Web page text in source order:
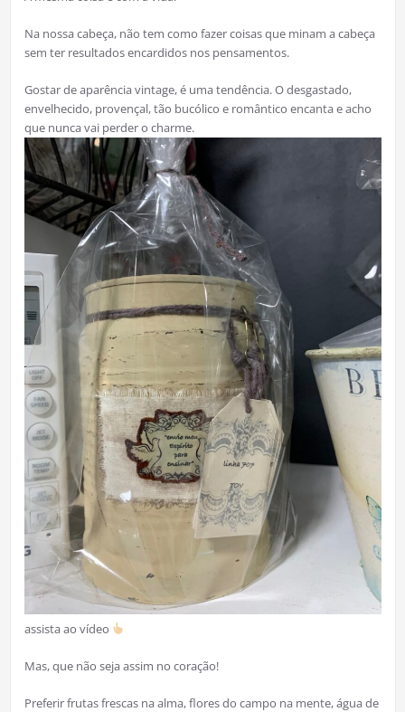
Na nossa cabeça, não tem como fazer coisas que minam a cabeça
sem ter resultados encardidos nos pensamentos.
Gostar de aparência vintage, é uma tendência. O desgastado,
envelhecido, provençal, tão bucólico e romântico encanta e acho
que nunca vai perder o charme.
assista ao vídeo
Mas, que não seja assim no coração!
Preferir frutas frescas na alma, flores do campo na mente, água de